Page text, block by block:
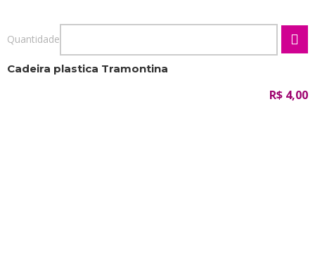
Quantidade
Cadeira plastica Tramontina
R$ 4,00